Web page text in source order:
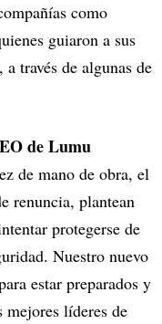
como
guiaron a sus
través de algunas de
de Lumu
de mano de obra, el
renuncia, plantean
protegerse de
Nuestro nuevo
estar preparados y
mejores líderes de